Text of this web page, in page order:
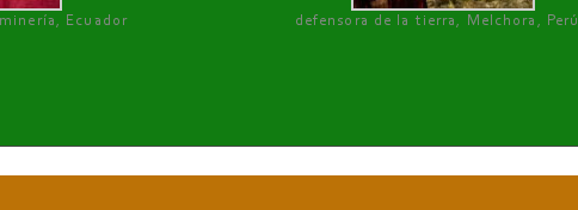
Ecuador defensora de la tierra, Melchora, Perú